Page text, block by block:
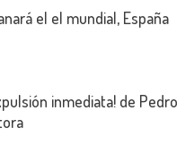
el el mundial, España
inmediata! de Pedro